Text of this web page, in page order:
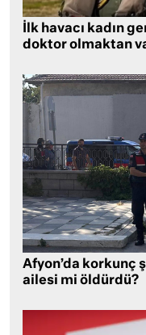
İlk havacı kadın
doktor olmaktan
Afyon’da korkunç
ailesi mi öldürdü?